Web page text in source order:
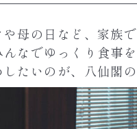
母の日など、家族
んなでゆっくり食事
たいのが、八仙閣の